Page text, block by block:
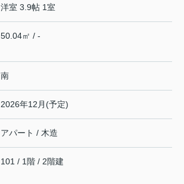
洋室 3.9帖 1室
50.04㎡ / -
南
2026年12月(予定)
アパート / 木造
101 / 1階 / 2階建